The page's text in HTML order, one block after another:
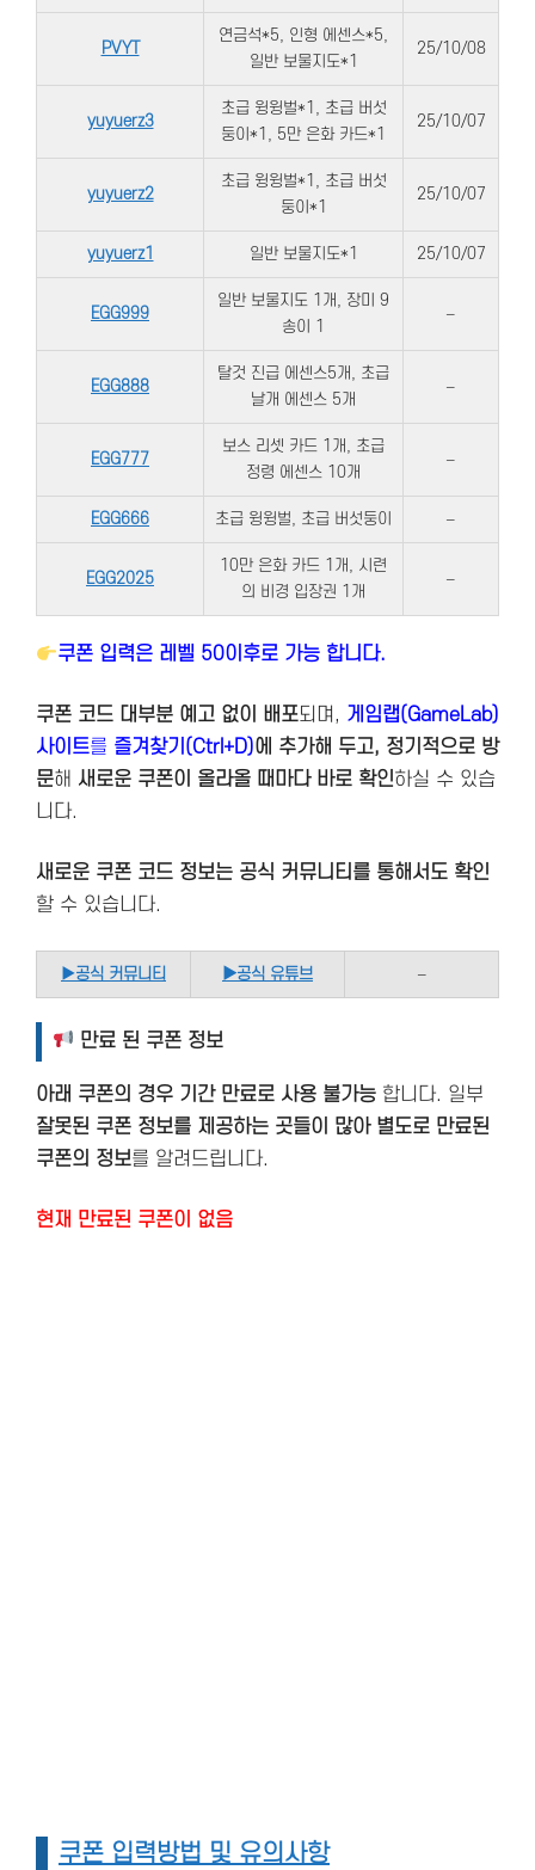
PVYT
연금석*5, 인형 에센스*5,
일반 보물지도*1
25/10/08
yuyuerz3
초급 윙윙벌*1, 초급 버섯
둥이*1, 5만 은화 카드*1
25/10/07
yuyuerz2
초급 윙윙벌*1, 초급 버섯
둥이*1
25/10/07
yuyuerz1 일반 보물지도*1 25/10/07
EGG999
일반 보물지도 1개, 장미 9
송이 1
–
EGG888
탈것 진급 에센스5개, 초급
날개 에센스 5개
–
EGG777
보스 리셋 카드 1개, 초급
정령 에센스 10개
–
EGG666 초급 윙윙벌, 초급 버섯둥이 –
EGG2025
10만 은화 카드 1개, 시련
의 비경 입장권 1개
–
쿠폰 입력은 레벨 50이후로 가능 합니다.
쿠폰 코드 대부분 예고 없이 배포되며, 게임랩(GameLab)
사이트를 즐겨찾기(Ctrl+D)에 추가해 두고, 정기적으로 방
문해 새로운 쿠폰이 올라올 때마다 바로 확인하실 수 있습
니다.
새로운 쿠폰 코드 정보는 공식 커뮤니티를 통해서도 확인
할 수 있습니다.
▶공식 커뮤니티 ▶공식 유튜브 –
만료 된 쿠폰 정보
아래 쿠폰의 경우 기간 만료로 사용 불가능 합니다. 일부
잘못된 쿠폰 정보를 제공하는 곳들이 많아 별도로 만료된
쿠폰의 정보를 알려드립니다.
현재 만료된 쿠폰이 없음
쿠폰 입력방법 및 유의사항